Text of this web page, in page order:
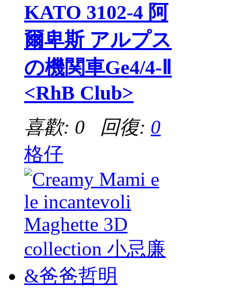
KATO 3102-4 阿
爾卑斯 アルプス
の機関車Ge4/4-Ⅱ
<RhB Club>
喜歡: 0 回復: 0
格仔